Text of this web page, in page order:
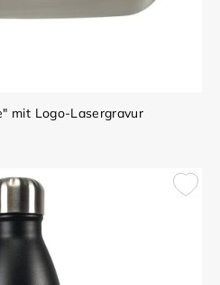
mit Logo-Lasergravur